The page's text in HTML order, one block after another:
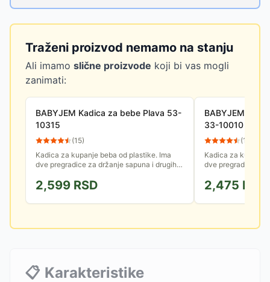
Traženi proizvod nemamo na stanju
Ali imamo slične proizvode koji bi vas mogli
zanimati:
BABYJEM Kadica za bebe Plava 53-
10315
(15)
Kadica za kupanje beba od plastike. Ima
dve pregradice za držanje sapuna i drugih
2,599 RSD
BABYJEM
33-10010
(15
Kadica za kupanje
dve pregradice za
2,475 RSD
📋 Karakteristike